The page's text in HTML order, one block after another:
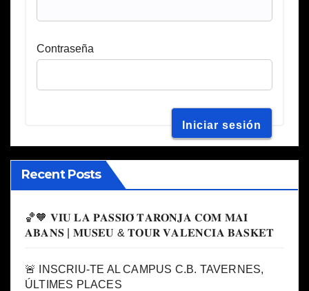
Contraseña
Recent Posts
🏀🧡 𝐕𝐈𝐔 𝐋𝐀 𝐏𝐀𝐒𝐒𝐈𝐎́ 𝐓𝐀𝐑𝐎𝐍𝐉𝐀 𝐂𝐎𝐌 𝐌𝐀𝐈
𝐀𝐁𝐀𝐍𝐒 | 𝐌𝐔𝐒𝐄𝐔 & 𝐓𝐎𝐔𝐑 𝐕𝐀𝐋𝐄𝐍𝐂𝐈𝐀 𝐁𝐀𝐒𝐊𝐄𝐓
🚨 INSCRIU-TE AL CAMPUS C.B. TAVERNES,
ÚLTIMES PLACES